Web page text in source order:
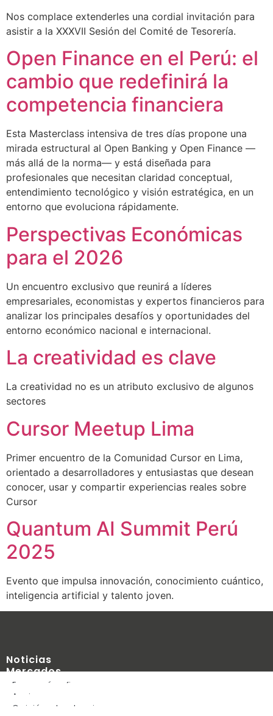
Nos complace extenderles una cordial invitación para
asistir a la XXXVII Sesión del Comité de Tesorería.
Open Finance en el Perú: el
cambio que redefinirá la
competencia financiera
Esta Masterclass intensiva de tres días propone una
mirada estructural al Open Banking y Open Finance —
más allá de la norma— y está diseñada para
profesionales que necesitan claridad conceptual,
entendimiento tecnológico y visión estratégica, en un
entorno que evoluciona rápidamente.
Perspectivas Económicas
para el 2026
Un encuentro exclusivo que reunirá a líderes
empresariales, economistas y expertos financieros para
analizar los principales desafíos y oportunidades del
entorno económico nacional e internacional.
La creatividad es clave
La creatividad no es un atributo exclusivo de algunos
sectores
Cursor Meetup Lima
Primer encuentro de la Comunidad Cursor en Lima,
orientado a desarrolladores y entusiastas que desean
conocer, usar y compartir experiencias reales sobre
Cursor
Quantum AI Summit Perú
2025
Evento que impulsa innovación, conocimiento cuántico,
inteligencia artificial y talento joven.
Noticias
Economía y finanzas
Mercados
Acciones
Blog
Opinión y tendencias
Edúcate
Empresas financieras